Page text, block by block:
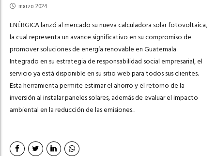
marzo 2024
ENÉRGICA lanzó al mercado su nueva calculadora solar fotovoltaica,
la cual representa un avance significativo en su compromiso de
promover soluciones de energía renovable en Guatemala.
Integrado en su estrategia de responsabilidad social empresarial, el
servicio ya está disponible en su sitio web para todos sus clientes.
Esta herramienta permite estimar el ahorro y el retorno de la
inversión al instalar paneles solares, además de evaluar el impacto
ambiental en la reducción de las emisiones...